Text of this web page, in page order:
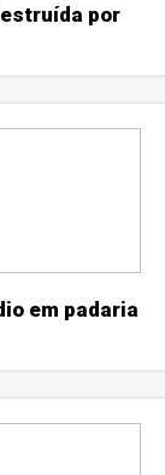
por
em padaria